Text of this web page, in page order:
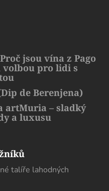
jsou vína z Pago
volbou pro lidi s
de Berenjena)
artMuria – sladký
a luxusu
talíře lahodných